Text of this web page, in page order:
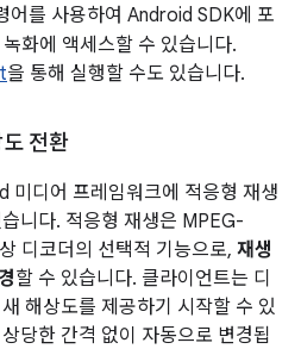
어를 사용하여 Android SDK에 포
화에 액세스할 수 있습니다.
을 통해 실행할 수도 있습니다.
전환
미디어 프레임워크에 적응형 재생
니다. 적응형 재생은 MPEG-
디코더의 선택적 기능으로, 재생
할 수 있습니다. 클라이언트는 디
해상도를 제공하기 시작할 수 있
당한 간격 없이 자동으로 변경됩